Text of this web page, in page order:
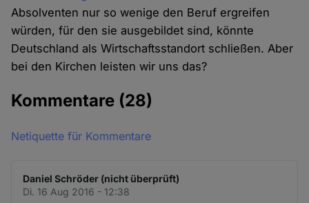
Absolventen nur so wenige den Beruf ergreifen
würden, für den sie ausgebildet sind, könnte
Deutschland als Wirtschaftsstandort schließen. Aber
bei den Kirchen leisten wir uns das?
Kommentare (28)
Netiquette für Kommentare
Daniel Schröder (nicht überprüft)
Di. 16 Aug 2016 - 12:38